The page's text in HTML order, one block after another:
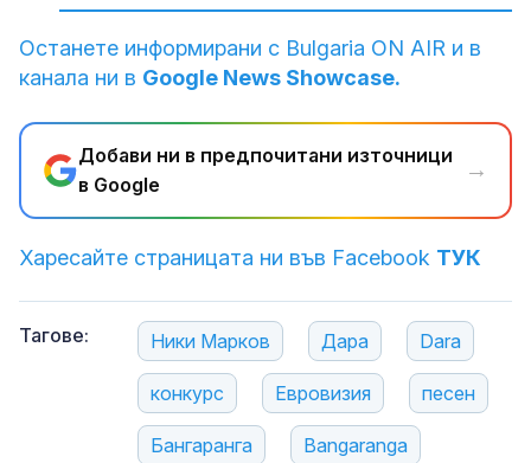
Останете информирани с Bulgaria ON AIR и в
канала ни в Google News Showcase.
Добави ни в предпочитани източници
в Google
→
Харесайте страницата ни във Facebook ТУК
Тагове: Ники Марков Дара Dara
конкурс Евровизия песен
Бангаранга Bangaranga